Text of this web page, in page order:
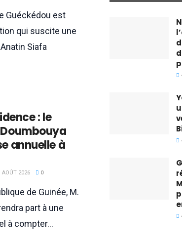
Guéckédou est
qui suscite une
Siafa
: le
annuelle à
AOÛT 2026 0
de Guinée, M.
part à une
à compter...